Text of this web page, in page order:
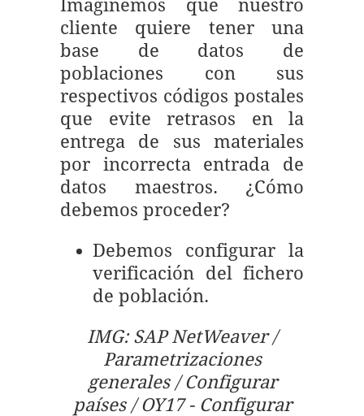
Imaginemos que nuestro
cliente quiere tener una
base de datos de
poblaciones con sus
respectivos códigos postales
que evite retrasos en la
entrega de sus materiales
por incorrecta entrada de
datos maestros. ¿Cómo
debemos proceder?
Debemos configurar la
verificación del fichero
de población.
IMG: SAP NetWeaver /
Parametrizaciones
generales / Configurar
países / OY17 - Configurar